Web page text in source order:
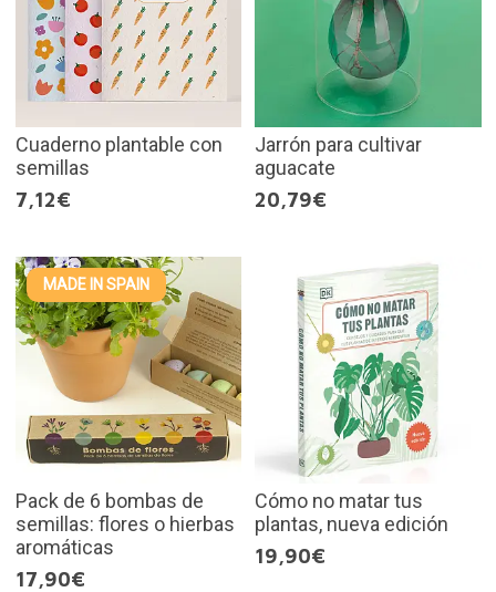
Cuaderno plantable con
semillas
7,12€
Jarrón para cultivar
aguacate
20,79€
MADE IN SPAIN
Pack de 6 bombas de
semillas: flores o hierbas
aromáticas
17,90€
Cómo no matar tus
plantas, nueva edición
19,90€